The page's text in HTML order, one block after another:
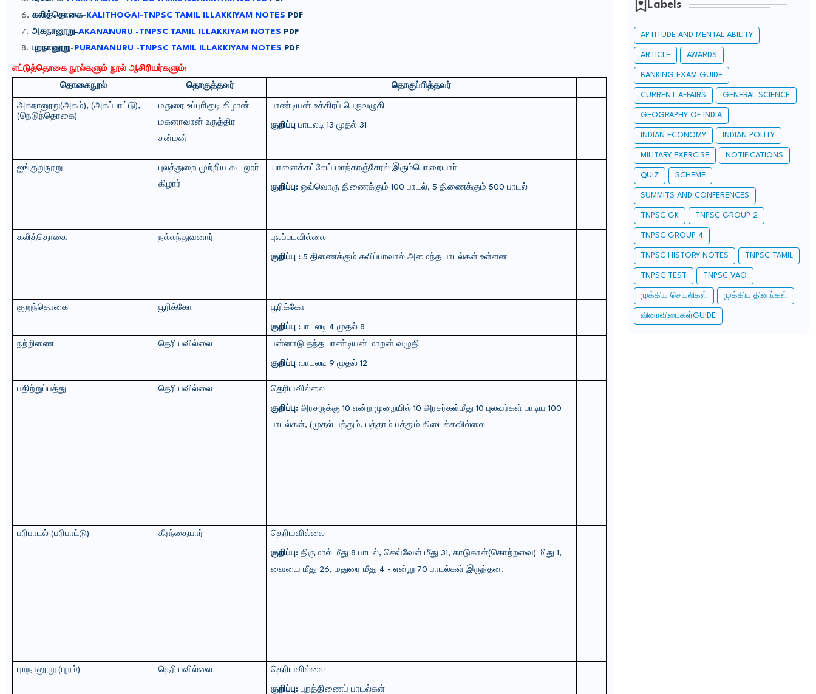
கலித்தொகை- KALITHOGAI-TNPSC TAMIL ILLAKKIYAM NOTES PDF
அகநானூறு-AKANANURU -TNPSC TAMIL ILLAKKIYAM NOTES PDF
புறநானூறு- PURANANURU -TNPSC TAMIL ILLAKKIYAM NOTES PDF
எட்டுத்தொகை நூல்களும் நூல் ஆசிரியர்களும்:
தொகைநூல்
தொகுத்தவர் தொகுப்பித்தவர்
அகநானூறு(அகம்), (அகப்பாட்டு),
(நெடுந்தொகை)
மதுரை உப்புரிகுடி கிழான்
மகனாவான் உருத்திர
சன்மன்
பாண்டியன் உக்கிரப் பெருவழுதி
குறிப்பு பாடலடி 13முதல் 31
ஐங்குறுநூறு புலத்துறை முற்றிய கூடலூர்
கிழார்
யானைக்கட்சேய் மாந்தரஞ்சேரல் இரும்பொறையார்
குறிப்பு: ஒவ்வொரு திணைக்கும் 100பாடல், 5திணைக்கும் 500பாடல்
கலித்தொகை நல்லந்துவனார் புலப்படவில்லை
குறிப்பு : 5திணைக்கும் கலிப்பாவால் அமைந்த பாடல்கள் உள்ளன
குறுந்தொகை பூரிக்கோ பூரிக்கோ
குறிப்பு :பாடலடி 4முதல் 8
நற்றிணை தெரியவில்லை பன்னாடு தந்த பாண்டியன் மாறன் வழுதி
குறிப்பு :பாடலடி 9முதல் 12
பதிற்றுப்பத்து தெரியவில்லை தெரியவில்லை
குறிப்பு: அரசருக்கு 10என்ற முறையில் 10அரசர்கள்மீது 10புலவர்கள் பாடிய 100
பாடல்கள், (முதல் பத்தும்,பத்தாம் பத்தும் கிடைக்கவில்லை
பரிபாடல் (பரிபாட்டு) கீரந்தையார் தெரியவில்லை
குறிப்பு: திருமால் மீது 8பாடல்,செவ்வேள் மீது 31,காடுகாள்(கொற்றவை)மிது 1,
வையை மீது 26,மதுரை மீது 4 -என்று 70பாடல்கள் இருந்தன.
புறநானூறு (புறம்) தெரியவில்லை தெரியவில்லை
குறிப்பு: புறத்திணைப் பாடல்கள்
Labels
APTITUDE AND MENTAL ABILITY
ARTICLE AWARDS
BANKING EXAM GUIDE
CURRENT AFFAIRS GENERAL SCIENCE
GEOGRAPHY OF INDIA
INDIAN ECONOMY INDIAN POLITY
MILITARY EXERCISE NOTIFICATIONS
QUIZ SCHEME
SUMMITS AND CONFERENCES
TNPSC GK TNPSC GROUP 2
TNPSC GROUP 4
TNPSC HISTORY NOTES TNPSC TAMIL
TNPSC TEST TNPSC VAO
முக்கிய செயலிகள் முக்கிய தினங்கள்
வினாவிடைகள்GUIDE